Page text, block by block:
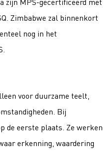
Zimbabwe zal binnenkort
nog in het
voor duurzame teelt,
Bij
de eerste plaats. Ze werken
erkenning, waardering